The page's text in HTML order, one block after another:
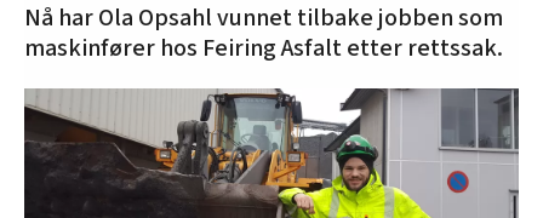
Nå har Ola Opsahl vunnet tilbake jobben som
maskinfører hos Feiring Asfalt etter rettssak.